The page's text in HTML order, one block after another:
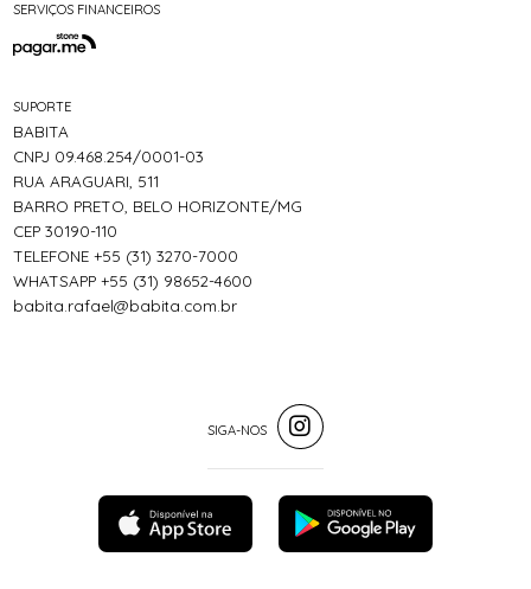
SERVIÇOS FINANCEIROS
SUPORTE
BABITA
CNPJ 09.468.254/0001-03
RUA ARAGUARI, 511
BARRO PRETO, BELO HORIZONTE/MG
CEP 30190-110
TELEFONE +55 (31) 3270-7000
WHATSAPP +55 (31) 98652-4600
babita.rafael@babita.com.br